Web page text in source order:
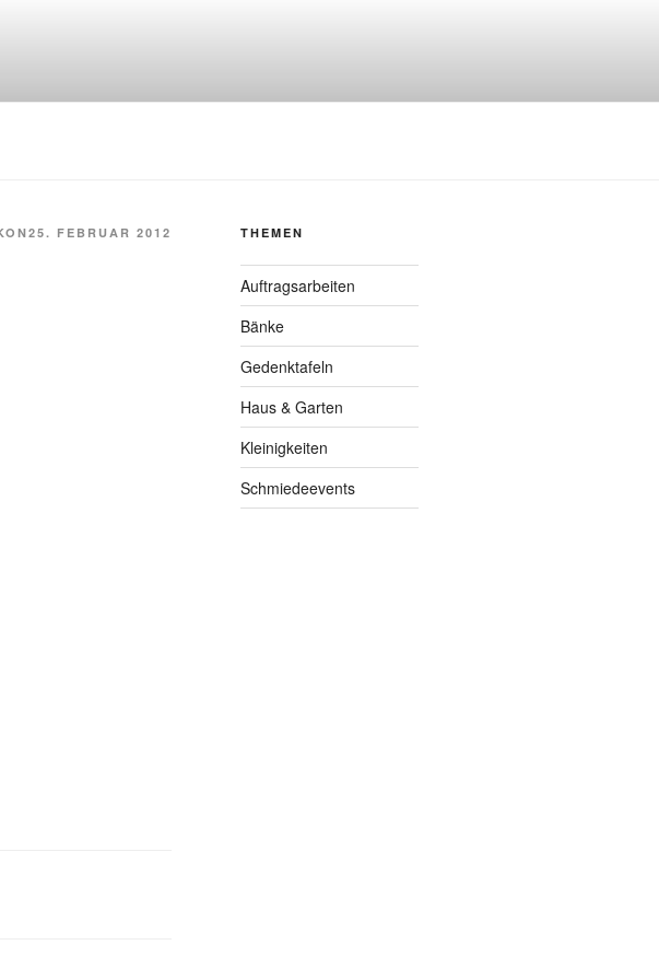
25. FEBRUAR 2012 THEMEN
Auftragsarbeiten
Bänke
Gedenktafeln
Haus & Garten
Kleinigkeiten
Schmiedeevents